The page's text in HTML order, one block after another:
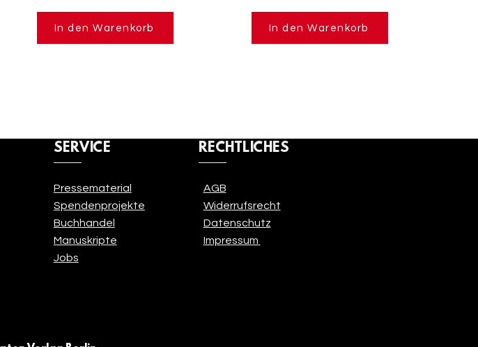
In den Warenkorb In den Warenkorb
SERVICE
Pressematerial
Spendenprojekte
Buchhandel
Manuskripte
Jobs
RECHTLICHES
AGB
Widerrufsrecht
Datenschutz
Impressum